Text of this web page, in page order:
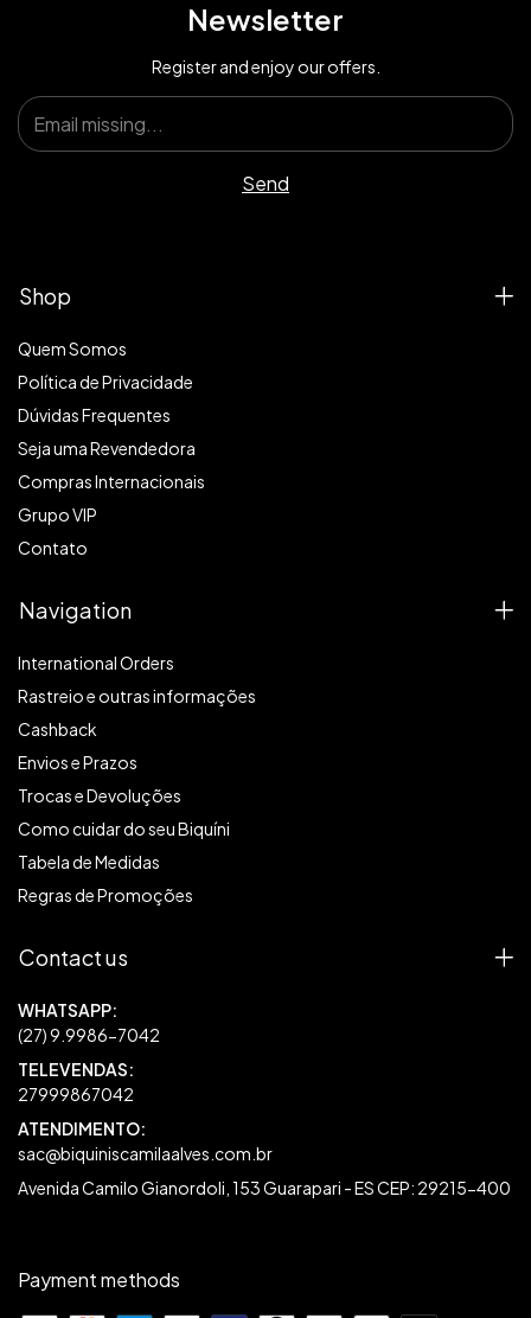
Newsletter
Register and enjoy our offers.
Shop
Quem Somos
Política de Privacidade
Dúvidas Frequentes
Seja uma Revendedora
Compras Internacionais
Grupo VIP
Contato
Navigation
International Orders
Rastreio e outras informações
Cashback
Envios e Prazos
Trocas e Devoluções
Como cuidar do seu Biquíni
Tabela de Medidas
Regras de Promoções
Contact us
27999867042
sac@biquiniscamilaalves.com.br
Avenida Camilo Gianordoli, 153 Guarapari - ES CEP: 29215-400
Payment methods